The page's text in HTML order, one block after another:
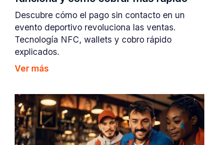
Descubre cómo el pago sin contacto en un
evento deportivo revoluciona las ventas.
Tecnología NFC, wallets y cobro rápido
explicados.
Ver más